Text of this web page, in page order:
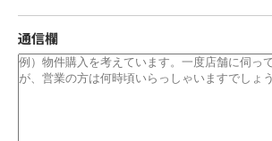
通信欄